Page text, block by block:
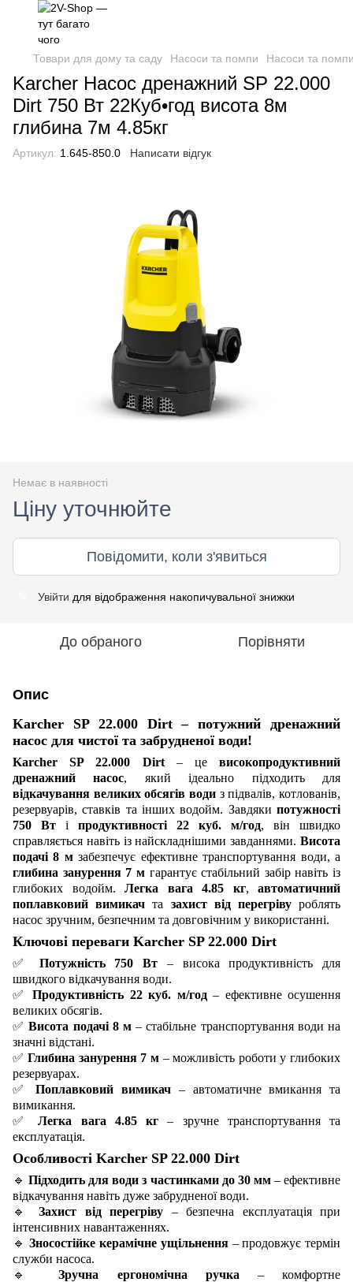
Товари для дому та саду Насоси та помпи Насоси та
Karcher Насос дренажний SP 22.000
Dirt 750 Вт 22Куб•год висота 8м
глибина 7м 4.85кг
Артикул: 1.645-850.0 Написати відгук
Немає в наявності
Ціну уточнюйте
Повідомити, коли з'явиться
Увійти для відображення накопичувальної знижки
До обраного Порівняти
Опис
Karcher SP 22.000 Dirt – потужний дренажний
насос для чистої та забрудненої води!
Karcher SP 22.000 Dirt– це високопродуктивний
дренажний насос, який ідеально підходить для
відкачування великих обсягів води з підвалів, котлованів,
резервуарів, ставків та інших водойм. Завдяки потужності
750 Вт і продуктивності 22 куб. м/год, він швидко
справляється навіть із найскладнішими завданнями. Висота
подачі 8 мзабезпечує ефективне транспортування води, а
глибина занурення 7 мгарантує стабільний забір навіть із
глибоких водойм. Легка вага 4.85 кг, автоматичний
поплавковий вимикач та захист від перегрівуроблять
насос зручним, безпечним та довговічним у використанні.
Ключові переваги Karcher SP 22.000 Dirt
✅ Потужність 750 Вт – висока продуктивність для
швидкого відкачування води.
✅
Продуктивність 22 куб. м/год– ефективне осушення
великих обсягів.
✅ Висота подачі 8 м – стабільне транспортування води на
значні відстані.
✅ Глибина занурення 7 м – можливість роботи у глибоких
резервуарах.
✅
Поплавковий вимикач – автоматичне вмикання та
вимикання.
✅
Легка вага 4.85 кг – зручне транспортування та
експлуатація.
Особливості Karcher SP 22.000 Dirt
🔹 Підходить для води з частинками до 30 мм– ефективне
відкачування навіть дуже забрудненої води.
🔹
Захист від перегріву – безпечна експлуатація при
інтенсивних навантаженнях.
🔹 Зносостійке керамічне ущільнення– продовжує термін
служби насоса.
🔹
Зручна ергономічна ручка – комфортне